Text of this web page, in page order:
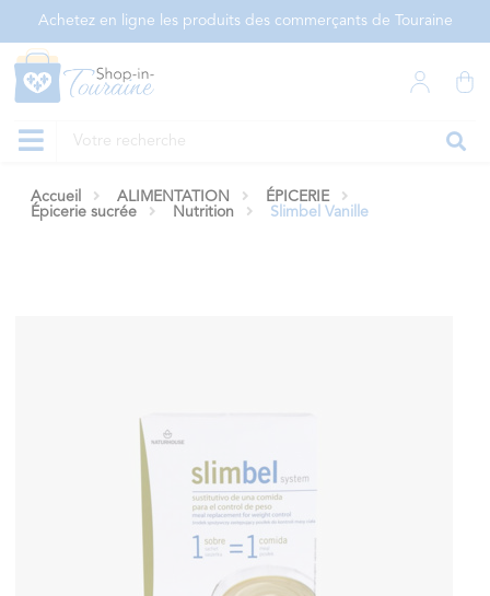
Achetez en ligne les produits des commerçants de Touraine
Accueil ALIMENTATION
ÉPICERIE
Épicerie sucrée
Nutrition Slimbel Vanille
Panneau de gestion des cookies